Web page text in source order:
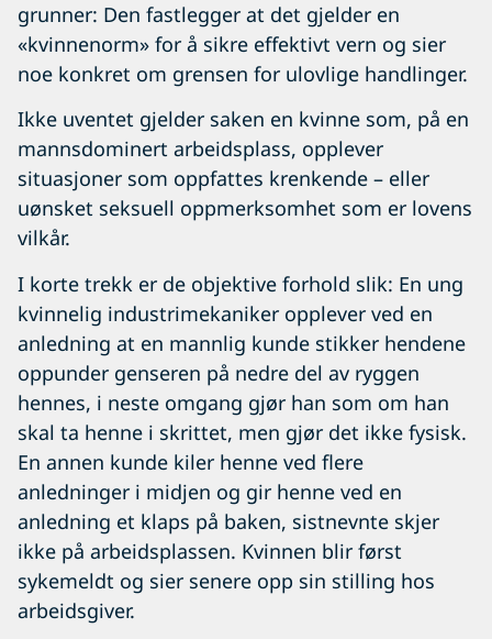
grunner: Den fastlegger at det gjelder en
«kvinnenorm» for å sikre effektivt vern og sier
noe konkret om grensen for ulovlige handlinger.
Ikke uventet gjelder saken en kvinne som, på en
mannsdominert arbeidsplass, opplever
situasjoner som oppfattes krenkende – eller
uønsket seksuell oppmerksomhet som er lovens
vilkår.
I korte trekk er de objektive forhold slik: En ung
kvinnelig industrimekaniker opplever ved en
anledning at en mannlig kunde stikker hendene
oppunder genseren på nedre del av ryggen
hennes, i neste omgang gjør han som om han
skal ta henne i skrittet, men gjør det ikke fysisk.
En annen kunde kiler henne ved flere
anledninger i midjen og gir henne ved en
anledning et klaps på baken, sistnevnte skjer
ikke på arbeidsplassen. Kvinnen blir først
sykemeldt og sier senere opp sin stilling hos
arbeidsgiver.